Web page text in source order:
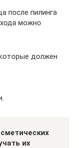
после пилинга
можно
должен
их